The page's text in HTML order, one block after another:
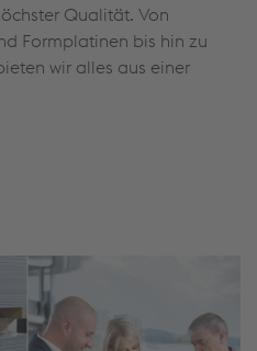
Qualität. Von
Formplatinen bis hin zu
wir alles aus einer